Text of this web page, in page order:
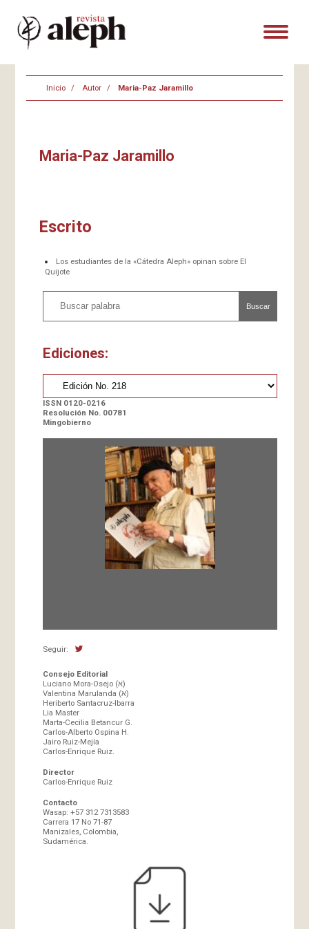
Inicio Autor Maria-Paz Jaramillo
Maria-Paz Jaramillo
Escrito
Los estudiantes de la «Cátedra Aleph» opinan sobre El
Quijote
Buscar
Ediciones:
ISSN 0120-0216
Resolución No. 00781
Mingobierno
Seguir:
Consejo Editorial
Luciano Mora-Osejo (א)
Valentina Marulanda (א)
Heriberto Santacruz-Ibarra
Lia Master
Marta-Cecilia Betancur G.
Carlos-Alberto Ospina H.
Jairo Ruiz-Mejía
Carlos-Enrique Ruiz.
Director
Carlos-Enrique Ruiz
Contacto
Wasap: +57 312 7313583
Carrera 17 No 71-87
Manizales, Colombia,
Sudamérica.